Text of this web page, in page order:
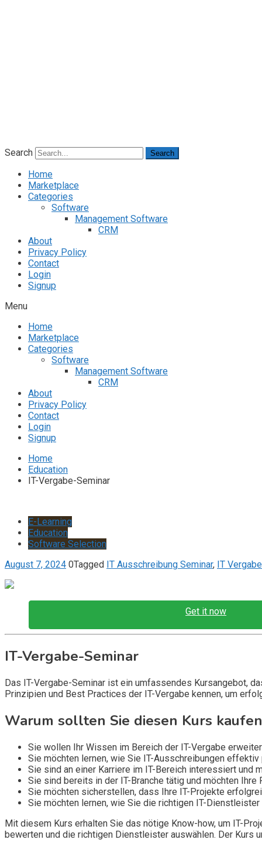
Search Search
Home
Marketplace
Categories
Software
Management Software
CRM
About
Privacy Policy
Contact
Login
Signup
Menu
Home
Marketplace
Categories
Software
Management Software
CRM
About
Privacy Policy
Contact
Login
Signup
Home
Education
IT-Vergabe-Seminar
E-Learning
Education
Software Selection
August 7, 2024 0Tagged IT Ausschreibung Seminar, IT
Get it now
IT-Vergabe-Seminar
Das IT-Vergabe-Seminar ist ein umfassendes Kursangebot,
Prinzipien und Best Practices der IT-Vergabe kennen, um
Warum sollten Sie diesen Kurs
Sie wollen Ihr Wissen im Bereich der IT-Vergabe
Sie möchten lernen, wie Sie IT-Ausschreibungen effektiv
Sie sind an einer Karriere im IT-Bereich interessiert und
Sie sind bereits in der IT-Branche tätig und möchten
Sie möchten sicherstellen, dass Ihre IT-Projekte
Sie möchten lernen, wie Sie die richtigen IT-Dienstleister
Mit diesem Kurs erhalten Sie das nötige Know-how, um IT-
bewerten und die richtigen Dienstleister auswählen. Der Kurs